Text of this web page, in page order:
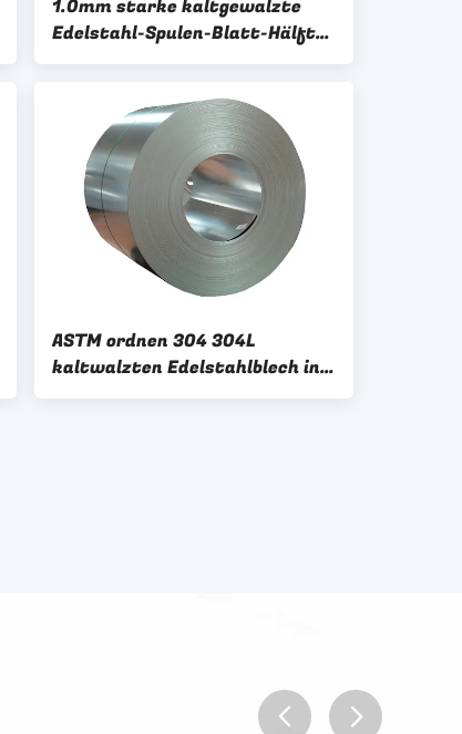
1.0mm starke kaltgewalzte
Edelstahl-Spulen-Blatt-Hälfte
harte Edelstahl-Streifen-
ASTM ordnen 304 304L
kaltwalzten Edelstahlblech in
der Spule SS umwickelt Platte